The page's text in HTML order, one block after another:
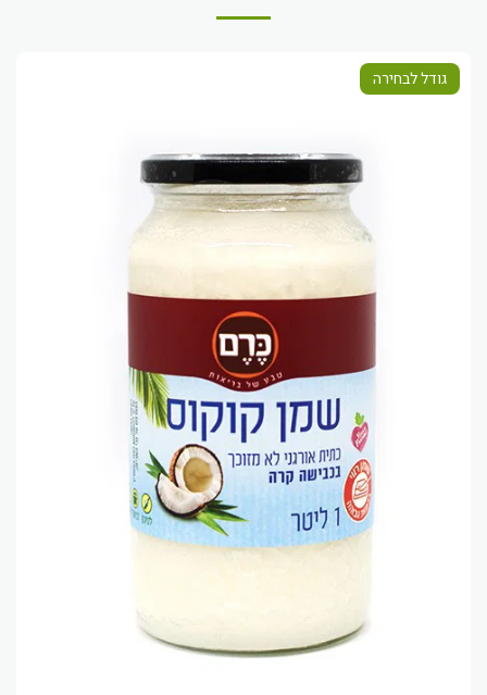
גודל לבחירה